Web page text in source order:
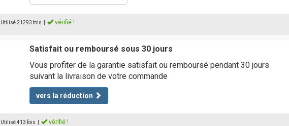
| Utilisé 21293 fois vérifié !
Satisfait ou remboursé sous 30 jours
Vous profiter de la garantie satisfait ou remboursé pendant 30 jours
suivant la livraison de votre commande
vers la réduction
| Utilisé 413 fois vérifié !